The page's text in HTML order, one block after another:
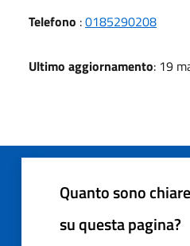
Telefono :0185290208
Ultimo aggiornamento: 19
Quanto sono
su questa pagina?